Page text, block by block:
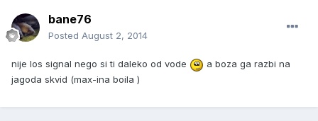
bane76
Posted August 2, 2014
nije los signal nego si ti daleko od vode
a boza ga razbi na
jagoda skvid (max-ina boila )